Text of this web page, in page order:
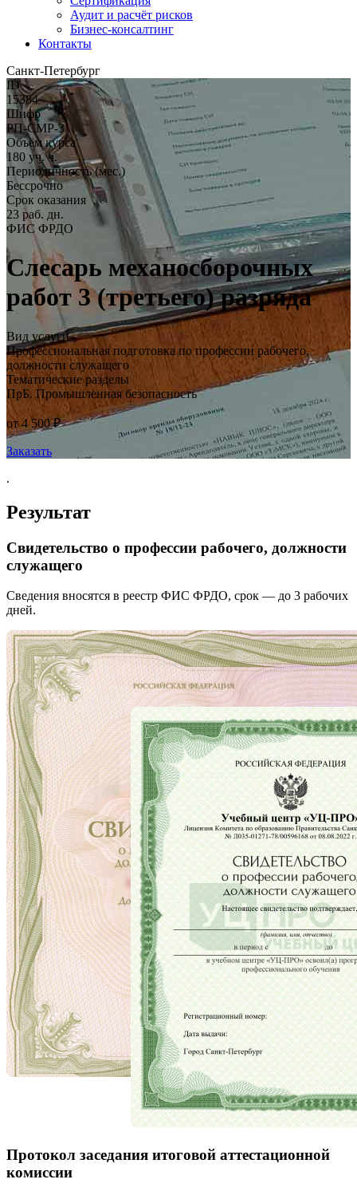
Аудит и расчёт рисков
Бизнес-консалтинг
Контакты
Санкт-Петербург
ID
15384
Шифр
РП-СМР-3
Объём курса
180 уч. ч.
Периодичность (мес.)
Бессрочно
Срок оказания
23 раб. дн.
ФИС ФРДО
Слесарь механосборочных
работ 3 (третьего) разряда
Вид услуги
Профессиональная подготовка по профессии рабочего,
должности служащего
Тематические разделы
ПрБ. Промышленная безопасность
от 4 500 ₽
Заказать
.
Результат
Свидетельство о профессии рабочего, должности
служащего
Сведения вносятся в реестр ФИС ФРДО, срок — до 3 рабочих
дней.
Протокол заседания итоговой аттестационной
комиссии